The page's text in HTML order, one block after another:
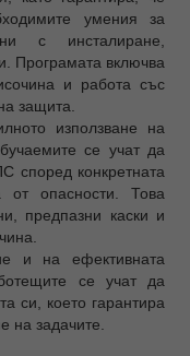
умения за
с инсталиране,
Програмата включва
и работа със
защита.
използване на
се учат да
според конкретната
опасности. Това
предпазни каски и
и на ефективната
се учат да
си, което гарантира
на задачите.